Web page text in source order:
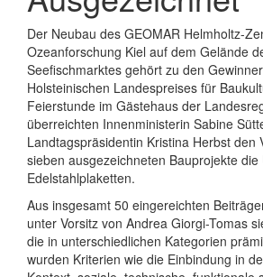
Der Neubau des GEOMAR Helmholtz-
Ozeanforschung Kiel auf dem Gelände
Seefischmarktes gehört zu den
Holsteinischen Landespreises für
Feierstunde im Gästehaus der
überreichten Innenministerin Sabine
Landtagspräsidentin Kristina Herbst den
sieben ausgezeichneten Bauprojekte die
Edelstahlplaketten.
Aus insgesamt 50 eingereichten
unter Vorsitz von Andrea Giorgi-Tomas
die in unterschiedlichen Kategorien
wurden Kriterien wie die Einbindung in